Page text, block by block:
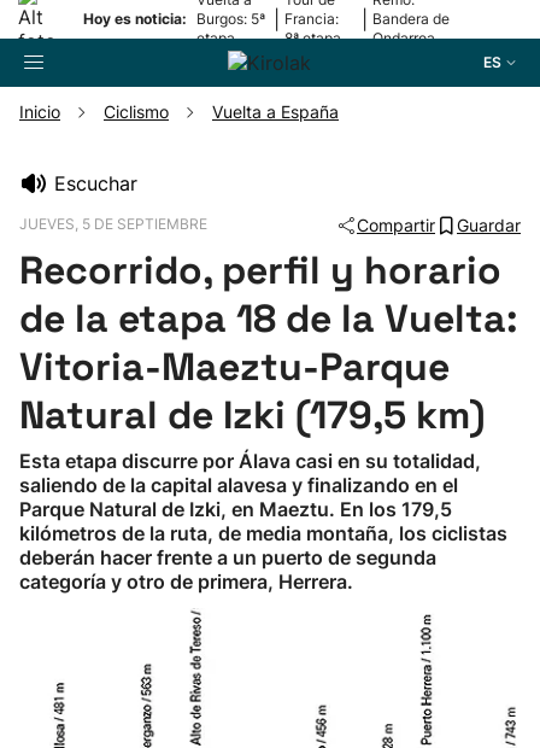
Hoy es noticia:
Burgos: 5ª
etapa
Francia:
8ª etapa
Bandera de
Ondarroa
ES
Fútbol
Pelota
Remo
Ciclismo
Herri-kirolak
Kirolak 360
Inicio Ciclismo Vuelta a España
Escuchar
JUEVES, 5 DE SEPTIEMBRE Compartir Guardar
Recorrido, perfil y horario
de la etapa 18 de la Vuelta:
Vitoria-Maeztu-Parque
Natural de Izki (179,5 km)
Esta etapa discurre por Álava casi en su totalidad,
saliendo de la capital alavesa y finalizando en el
Parque Natural de Izki, en Maeztu. En los 179,5
kilómetros de la ruta, de media montaña, los ciclistas
deberán hacer frente a un puerto de segunda
categoría y otro de primera, Herrera.